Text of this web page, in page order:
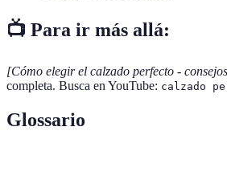
📺 Para ir más allá:
[Cómo elegir el calzado perfecto -
completa. Busca en YouTube: calzado
Glossario